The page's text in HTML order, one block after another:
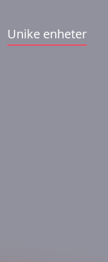
Unike enheter